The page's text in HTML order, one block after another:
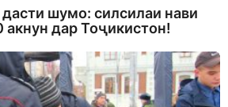
шумо: силсилаи нави
акнун дар Тоҷикистон!